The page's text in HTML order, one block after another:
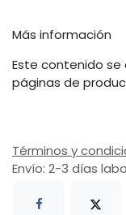
Más información
Este contenido
páginas de
Términos y
Envío: 2-3 días